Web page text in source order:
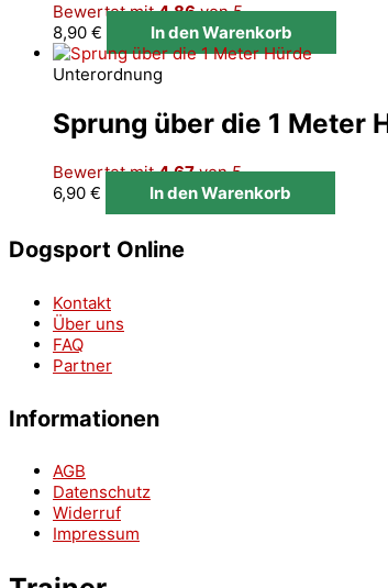
Bewertet mit4.86von 5
8,90 €
In den Warenkorb
Unterordnung
Sprung über die 1 Meter
Bewertet mit4.67von 5
6,90 € In den Warenkorb
Dogsport Online
Kontakt
Über uns
FAQ
Partner
Informationen
AGB
Datenschutz
Widerruf
Impressum